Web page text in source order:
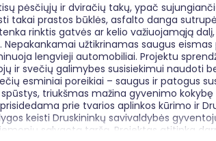
pėsčiųjų ir dviračių takų, ypač
takai prastos būklės, asfalto danga
rinktis gatvės ar kelio važiuojamąją
užtikrinamas saugus
lengvieji automobiliai. Projektu
ir svečių galimybes susisiekimui naudoti
esminiai poreikiai – saugus ir patogus
triukšmas mažina gyvenimo
prie tvarios aplinkos kūrimo ir
keisti Druskininkų savivaldybės
sąlygotą taršą. Projektas atitinka